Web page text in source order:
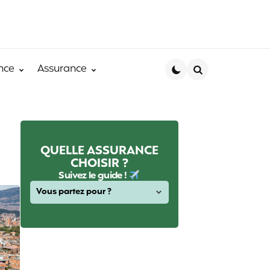
Assurance
QUELLE ASSURANCE
CHOISIR ?
Suivez le guide !